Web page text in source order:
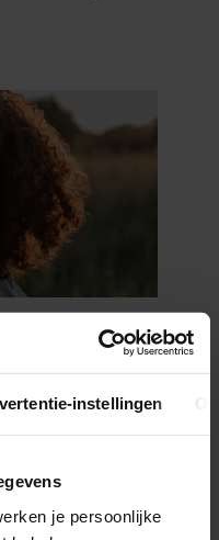
instellingen
je persoonlijke
leven
tijd